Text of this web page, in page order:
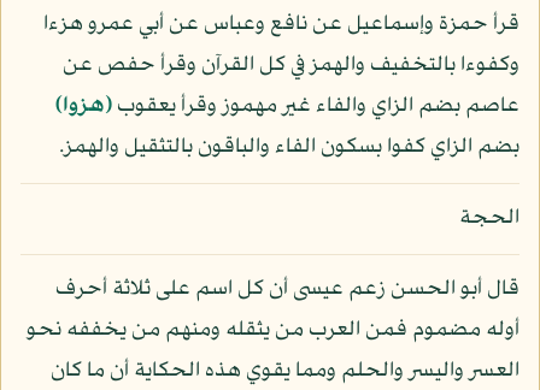
قرأ حمزة وإسماعيل عن نافع وعباس عن أبي عمرو هزءا
وكفوءا بالتخفيف والهمز في كل القرآن وقرأ حفص عن
عاصم بضم الزاي والفاء غير مهموز وقرأ يعقوب﴿هزوا﴾
بضم الزاي كفوا بسكون الفاء والباقون بالتثقيل والهمز.
الحجة
قال أبو الحسن زعم عيسى أن كل اسم على ثلاثة أحرف
أوله مضموم فمن العرب من يثقله ومنهم من يخففه نحو
العسر واليسر والحلم ومما يقوي هذه الحكاية أن ما كان